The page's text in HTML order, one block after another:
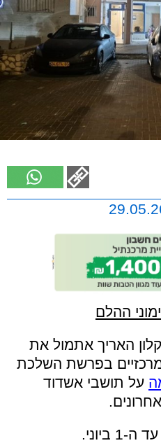
ההלם
האריך אתמול את
בפרשת השלכת
על תושבי אשדוד
ביוני.